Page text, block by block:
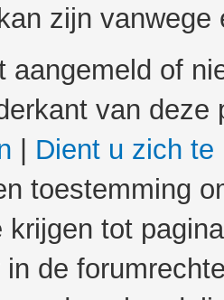
zijn
aangemeld of
van
Dient u zich te
toestemming
krijgen tot
in de